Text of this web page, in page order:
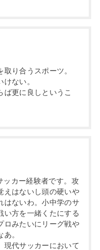
り合うスポーツ。
ない。
ば更に良しというこ
ッカー経験者です。攻
えはないし頭の硬いや
はないわ。小中学のサ
い方を一緒くたにする
ロみたいにリーグ戦や
。
現代サッカーにおいて